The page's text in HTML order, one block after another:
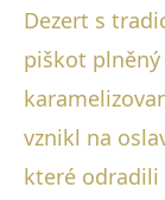
Dezert s
piškot
vznikl na
které odradili